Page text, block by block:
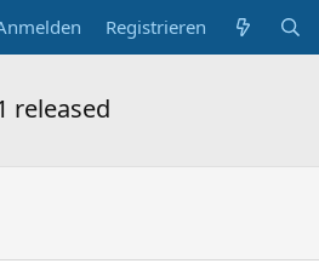
Registrieren
released